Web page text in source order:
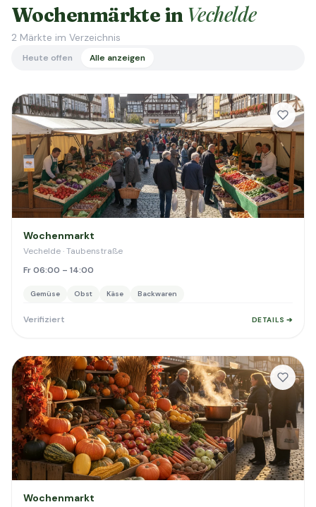
Wochenmärkte in Vechelde
2 Märkte im Verzeichnis
Heute offen Alle anzeigen
Wochenmarkt
Vechelde · Taubenstraße
Fr 06:00 – 14:00
Gemüse Obst Käse Backwaren
Verifiziert DETAILS ➔
Wochenmarkt